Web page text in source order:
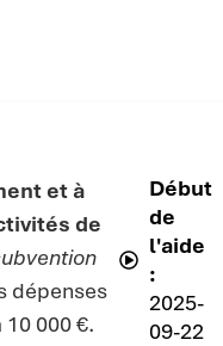
et à
de
dépenses
000 €.
Début
de
l'aide
:
2025-
09-22